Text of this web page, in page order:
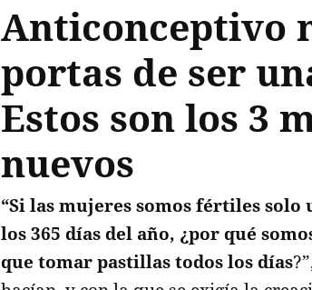
Anticonceptivo
portas de ser
Estos son los 3
nuevos
“Si las mujeres somos fértiles solo
los 365 días del año, ¿por qué
que tomar pastillas todos los días